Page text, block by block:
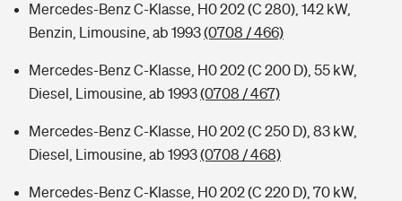
Typklassen: So ist Ihr Auto eingestuft
Sie haben Fragen?
Mercedes-Benz C-Klasse, H0 202 (C 280), 142 kW,
Benzin, Limousine, ab 1993(0708 / 466)
Mercedes-Benz C-Klasse, H0 202 (C 200 D), 55 kW,
Diesel, Limousine, ab 1993(0708 / 467)
Mercedes-Benz C-Klasse, H0 202 (C 250 D), 83 kW,
Diesel, Limousine, ab 1993(0708 / 468)
Mercedes-Benz C-Klasse, H0 202 (C 220 D), 70 kW,